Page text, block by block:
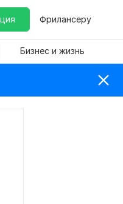
Фрилансеру
Бизнес и жизнь